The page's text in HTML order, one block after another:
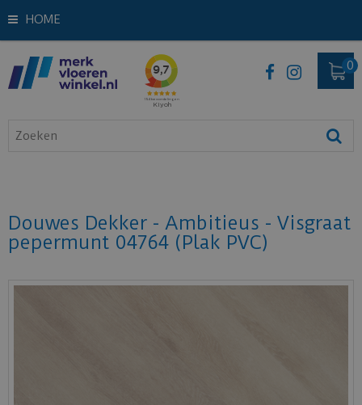
HOME
Douwes Dekker - Ambitieus - Visgraat
pepermunt 04764 (Plak PVC)